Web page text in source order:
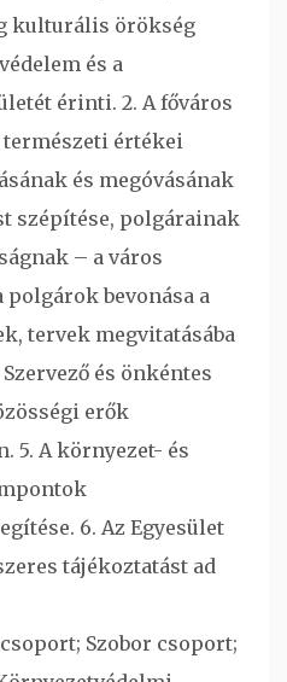
kulturális örökség
és a
érinti. 2. A főváros
értékei
és megóvásának
szépítése, polgárainak
– a város
polgárok bevonása a
tervek megvitatásába
és önkéntes
erők
5. A környezet- és
6. Az Egyesület
tájékoztatást ad
Szobor csoport;